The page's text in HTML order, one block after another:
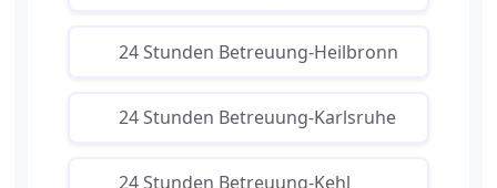
24 Stunden Betreuung-Heilbronn
24 Stunden Betreuung-Karlsruhe
24 Stunden Betreuung-Kehl